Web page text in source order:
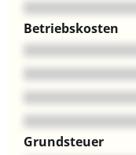
Betriebskosten
Grundsteuer